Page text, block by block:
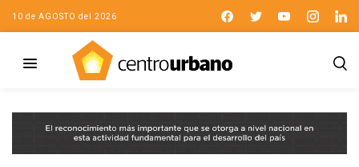
10 de AGOSTO del 2026